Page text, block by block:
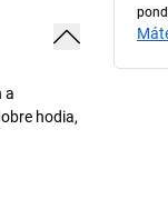
a
hodia,